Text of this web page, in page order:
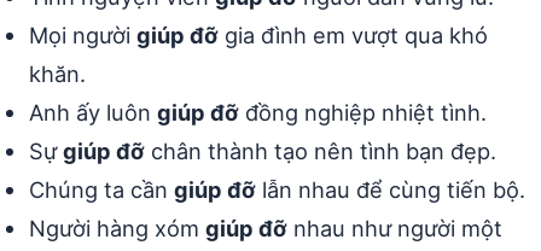
Mọi người giúp đỡ gia đình em vượt qua khó
khăn.
Anh ấy luôn giúp đỡ đồng nghiệp nhiệt tình.
Sựgiúp đỡ chân thành tạo nên tình bạn đẹp.
Chúng ta cần giúp đỡ lẫn nhau để cùng tiến bộ.
Người hàng xóm giúp đỡ nhau như người một